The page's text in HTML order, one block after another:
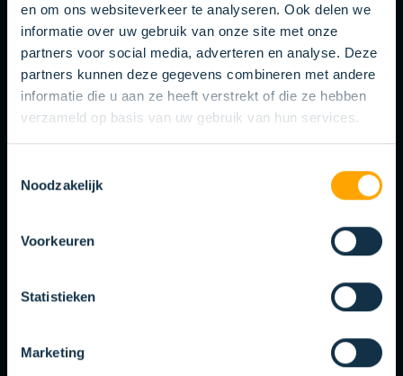
en om ons websiteverkeer te analyseren. Ook delen we
informatie over uw gebruik van onze site met onze
partners voor social media, adverteren en analyse. Deze
partners kunnen deze gegevens combineren met andere
informatie die u aan ze heeft verstrekt of die ze hebben
verzameld op basis van uw gebruik van hun services.
Noodzakelijk
Voorkeuren
Statistieken
Marketing
modern machinepark zijn we in staat om
borsteloplossingen te creëren die volledig voldoen
aan uw eisen.
03
TESTFASE EN